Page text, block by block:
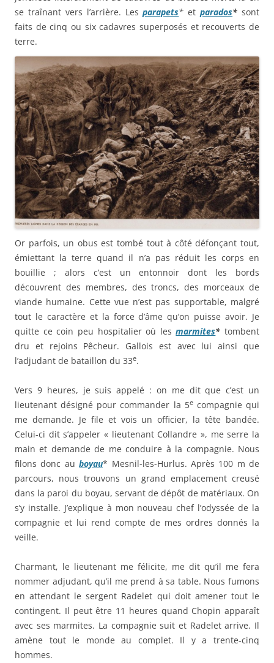
se traînant vers l’arrière. Lesparapets*etparados* sont
faits de cinq ou six cadavres superposés et recouverts de
terre.
Or parfois, un obus est tombé tout à côté défonçant tout,
émiettant la terre quand il n’a pas réduit les corps en
bouillie ; alors c’est un entonnoir dont les bords
découvrent des membres, des troncs, des morceaux de
viande humaine. Cette vue n’est pas supportable, malgré
tout le caractère et la force d’âme qu’on puisse avoir. Je
quitte ce coin peu hospitalier où lesmarmites* tombent
dru et rejoins Pêcheur. Gallois est avec lui ainsi que
l’adjudant de bataillon du 33e.
Vers 9 heures, je suis appelé : on me dit que c’est un
lieutenant désigné pour commander la 5ecompagnie qui
me demande. Je file et vois un officier, la tête bandée.
Celui-ci dit s’appeler « lieutenant Collandre », me serre la
main et demande de me conduire à la compagnie. Nous
filons donc auboyau* Mesnil-les-Hurlus. Après 100 m de
parcours, nous trouvons un grand emplacement creusé
dans la paroi du boyau, servant de dépôt de matériaux. On
s’y installe. J’explique à mon nouveau chef l’odyssée de la
compagnie et lui rend compte de mes ordres donnés la
veille.
Charmant, le lieutenant me félicite, me dit qu’il me fera
nommer adjudant, qu’il me prend à sa table. Nous fumons
en attendant le sergent Radelet qui doit amener tout le
contingent. Il peut être 11 heures quand Chopin apparaît
avec ses marmites. La compagnie suit et Radelet arrive. Il
amène tout le monde au complet. Il y a trente-cinq
hommes.